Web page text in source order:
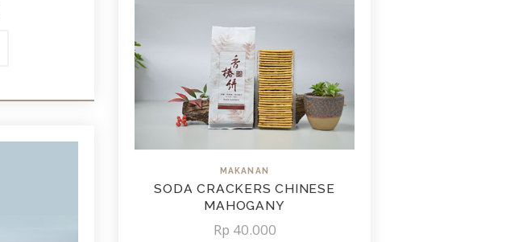
MAKANAN
SODA CRACKERS CHINESE
MAHOGANY
Rp 40.000